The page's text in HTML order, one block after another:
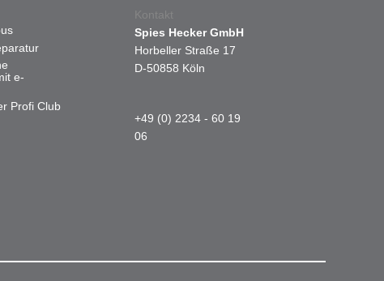
e-
Profi Club
Kontakt
Spies Hecker GmbH
Horbeller Straße 17
D-50858 Köln
+49 (0) 2234 - 60 19
06